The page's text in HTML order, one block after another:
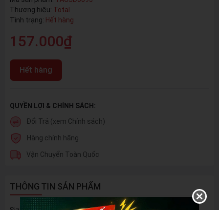
Thương hiệu: Total
Tình trạng: Hết hàng
157.000₫
Hết hàng
QUYỀN LỢI & CHÍNH SÁCH:
Đổi Trả (xem Chính sách)
Hàng chính hãng
Vận Chuyển Toàn Quốc
THÔNG TIN SẢN PHẨM